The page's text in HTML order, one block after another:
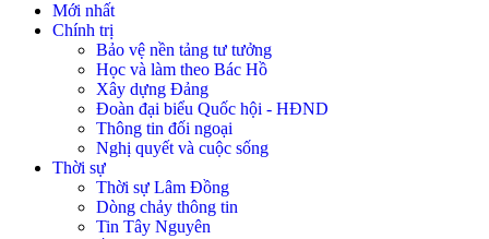
Mới nhất
Chính trị
Bảo vệ nền tảng tư tưởng
Học và làm theo Bác Hồ
Xây dựng Đảng
Đoàn đại biểu Quốc hội - HĐND
Thông tin đối ngoại
Nghị quyết và cuộc sống
Thời sự
Thời sự Lâm Đồng
Dòng chảy thông tin
Tin Tây Nguyên